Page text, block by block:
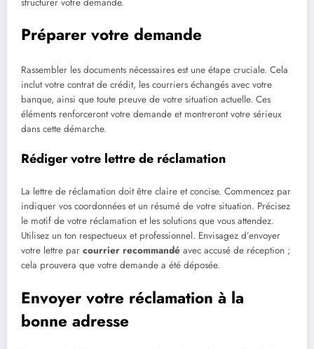
Préparer votre demande
Rassembler les documents nécessaires est une étape cruciale. Cela
inclut votre contrat de crédit, les courriers échangés avec votre
banque, ainsi que toute preuve de votre situation actuelle. Ces
éléments renforceront votre demande et montreront votre sérieux
dans cette démarche.
Rédiger votre lettre de réclamation
La lettre de réclamation doit être claire et concise. Commencez par
indiquer vos coordonnées et un résumé de votre situation. Précisez
le motif de votre réclamation et les solutions que vous attendez.
Utilisez un ton respectueux et professionnel. Envisagez d’envoyer
votre lettre par courrier recommandé avec accusé de réception ;
cela prouvera que votre demande a été déposée.
Envoyer votre réclamation à la
bonne adresse